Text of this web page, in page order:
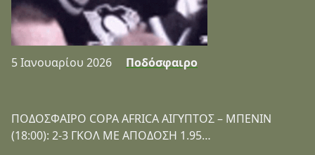
5 Ιανουαρίου 2026 Ποδόσφαιρο
ΠΟΔΟΣΦΑΙΡΟ COPA AFRICA ΑΙΓΥΠΤΟΣ – ΜΠΕΝΙΝ
(18:00): 2-3 ΓΚΟΛ ΜΕ ΑΠΟΔΟΣΗ 1.95…